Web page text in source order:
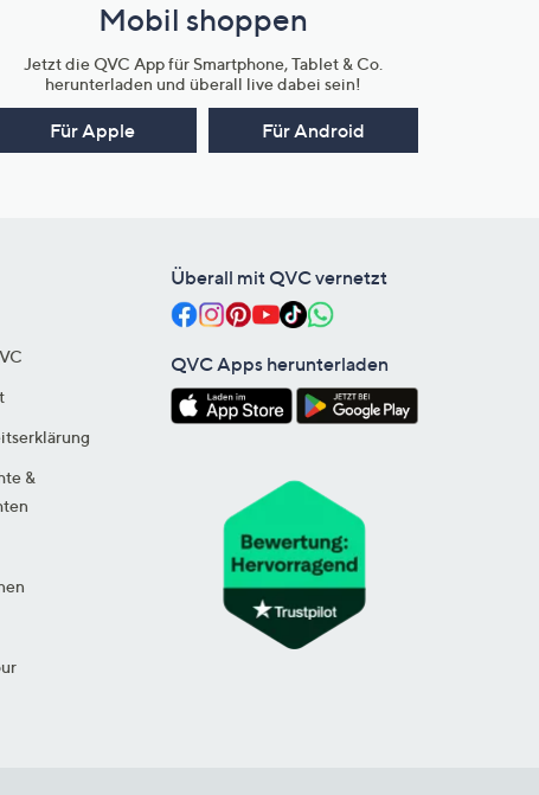
Mobil shoppen
Jetzt die QVC App für Smartphone, Tablet & Co.
herunterladen und überall live dabei sein!
Für Apple Für Android
&
Überall mit QVC vernetzt
QVC Apps herunterladen